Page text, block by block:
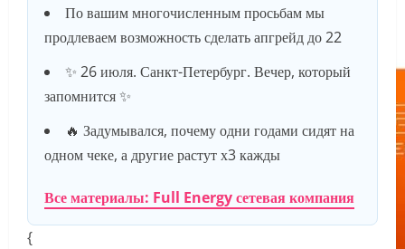
По вашим многочисленным просьбам мы
продлеваем возможность сделать апгрейд до 22
✨ 26 июля. Санкт-Петербург. Вечер, который
запомнится ✨
🔥 Задумывался, почему одни годами сидят на
одном чеке, а другие растут х3 кажды
Все материалы: Full Energy сетевая компания
{